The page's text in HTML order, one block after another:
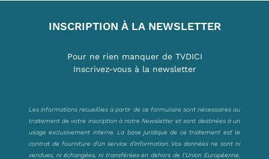
INSCRIPTION À LA NEWSLETTER
Pour ne rien manquer de TVDICI
Inscrivez-vous à la newsletter
Les informations recueillies à partir de ce formulaire sont nécessaires au
traitement de votre inscription à notre Newsletter et sont destinées à un
usage exclusivement interne. La base juridique de ce traitement est le
contrat de fourniture d’un service d’information. Vos données ne sont ni
vendues, ni échangées, ni transférées en dehors de l’Union Européenne.